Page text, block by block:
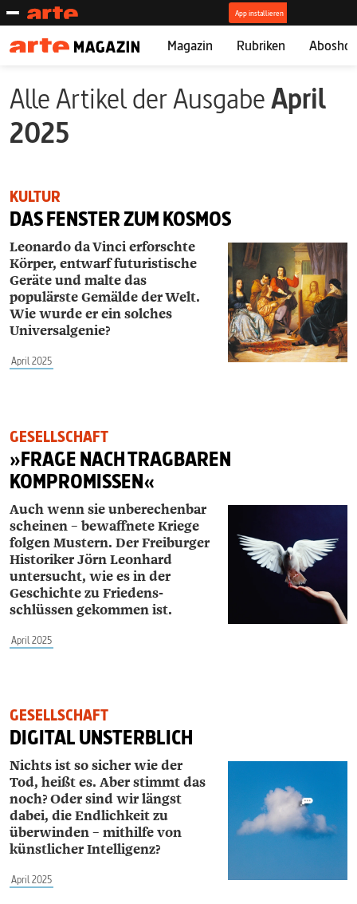
Magazin Rubriken
Alle Artikel der AusgabeApril
2025
KULTUR
DAS FENSTER ZUM KOSMOS
Leonardo da Vinci erforschte
Körper, entwarf futuristische
Geräte und malte das
populärste Gemälde der Welt.
Wie wurde er ein solches
Universalgenie?
April 2025
GESELLSCHAFT
»FRAGE NACH TRAGBAREN
KOMPROMISSEN«
Auch wenn sie unberechenbar
scheinen – bewaffnete Kriege
folgen Mustern. Der Freiburger
Historiker Jörn ­Leonhard
untersucht, wie es in der
Geschichte zu Friedens­
schlüssen gekommen ist.
April 2025
GESELLSCHAFT
DIGITAL UNSTERBLICH
Nichts ist so sicher wie der
Tod, heißt es. Aber stimmt das
noch? Oder sind wir längst
dabei, die Endlichkeit zu
überwinden – mithilfe von
künstlicher Intelligenz?
April 2025